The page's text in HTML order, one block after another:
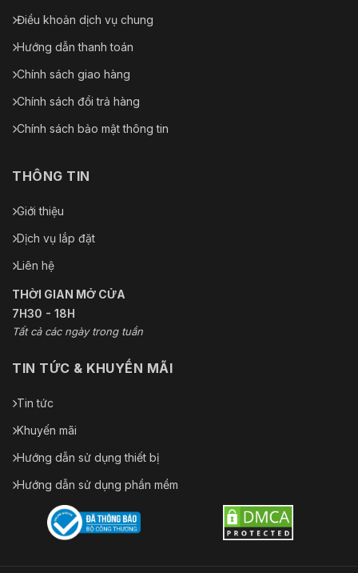
Điều khoản dịch vụ chung
Hướng dẫn thanh toán
Chính sách giao hàng
Chính sách đổi trả hàng
Chính sách bảo mật thông tin
THÔNG TIN
Giới thiệu
Dịch vụ lắp đặt
Liên hệ
THỜI GIAN MỞ CỬA
7H30 - 18H
Tất cả các ngày trong tuần
TIN TỨC & KHUYẾN MÃI
Tin tức
Khuyến mãi
Hướng dẫn sử dụng thiết bị
Hướng dẫn sử dụng phần mềm